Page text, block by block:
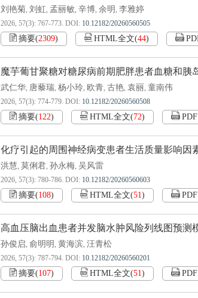
刘艳菊, 刘虹, 孟丽敏, 辛博, 余明, 李雅婷
2026, 57(3): 767-773. DOI: 10.12182/20260560505
摘要(2309) HTML全文(44)
魔芋葡甘聚糖对糖尿病前期肥胖患者血糖和胰
武仁华, 唐藜瑞, 杨小玲, 欧青, 古艳, 袁丽, 童南伟
2026, 57(3): 774-779. DOI: 10.12182/20260560508
摘要(122) HTML全文(72)
化疗引起的周围神经病变患者生活质量影响因
洪慧, 莫俐君, 孙永梅, 吴风雷
2026, 57(3): 780-786. DOI: 10.12182/20260560603
摘要(108) HTML全文(51)
高血压脑出血患者并发脑水肿风险列线图预测
孙俊启, 俞明明, 黄海滨, 汪青松
2026, 57(3): 787-794. DOI: 10.12182/20260560201
摘要(107) HTML全文(51)